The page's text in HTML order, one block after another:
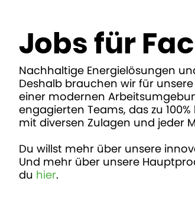
Jobs für
Nachhaltige Energielösungen
Deshalb brauchen wir für
einer modernen
engagierten Teams, das zu
mit diversen Zulagen und jeder
Du willst mehr über unsere
Und mehr über unsere
du hier.